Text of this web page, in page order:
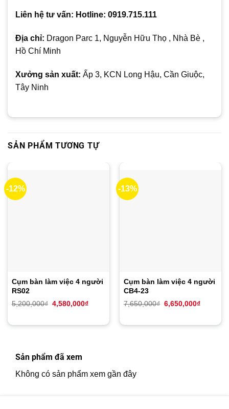
Liên hệ tư vấn: Hotline: 0919.715.111
Địa chỉ: Dragon Parc 1, Nguyễn Hữu Thọ , Nhà Bè ,
Hồ Chí Minh
Xưởng sản xuất: Ấp 3, KCN Long Hậu, Cần Giuộc,
Tây Ninh
SẢN PHẨM TƯƠNG TỰ
-12%
Cụm bàn làm việc 4 người
RS02
5,200,000₫ Giá
5,200,000₫.
4,580,000₫Giá
là:
-13%
Cụm bàn làm việc 4 người
CB4-23
7,650,000₫ Giá
7,650,000₫.
6,650,000₫Giá
là:
Sản phẩm đã xem
Không có sản phẩm xem gần đây